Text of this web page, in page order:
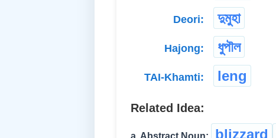
Deori: দুমুহা
Hajong: ধুপৗল
TAI-Khamti: leng
Related Idea:
a. Abstract Noun: blizzard